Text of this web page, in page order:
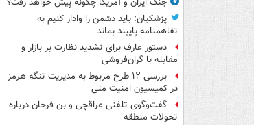
جنگ ایران و آمریکا چگونه پیش خواهد رفت؟
پزشکیان: باید دشمن را وادار کنیم به
تفاهم‎نامه پایبند بماند
دستور عارف برای تشدید نظارت بر بازار و
مقابله با گران‌فروشی
بررسی ۱۲ طرح مربوط به مدیریت تنگه هرمز
در کمیسیون امنیت ملی
گفت‌وگوی تلفنی عراقچی و بن فرحان درباره
تحولات منطقه